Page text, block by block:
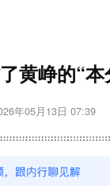
黄峥的“
年05月13日 07:39